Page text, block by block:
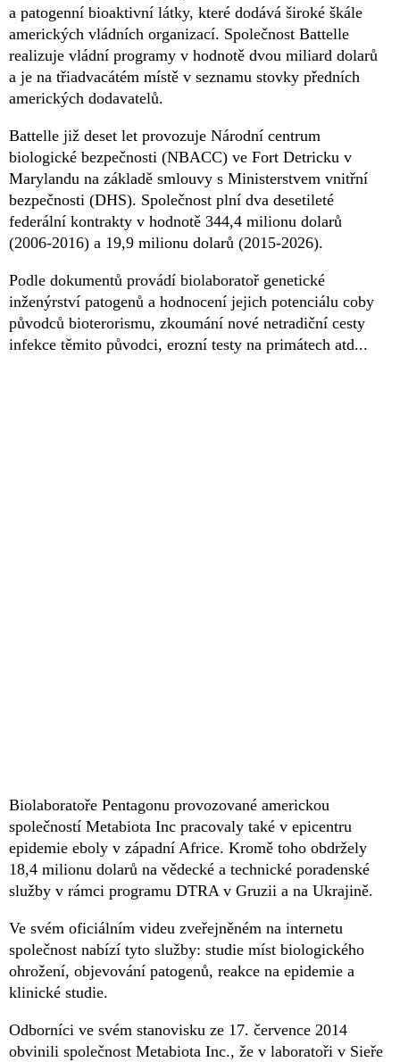
a patogenní bioaktivní látky, které dodává široké škále
amerických vládních organizací. Společnost Battelle
realizuje vládní programy v hodnotě dvou miliard dolarů
a je na třiadvacátém místě v seznamu stovky předních
amerických dodavatelů.
Battelle již deset let provozuje Národní centrum
biologické bezpečnosti (NBACC) ve Fort Detricku v
Marylandu na základě smlouvy s Ministerstvem vnitřní
bezpečnosti (DHS). Společnost plní dva desetileté
federální kontrakty v hodnotě 344,4 milionu dolarů
(2006-2016) a 19,9 milionu dolarů (2015-2026).
Podle dokumentů provádí biolaboratoř genetické
inženýrství patogenů a hodnocení jejich potenciálu coby
původců bioterorismu, zkoumání nové netradiční cesty
infekce těmito původci, erozní testy na primátech atd...
Biolaboratoře Pentagonu provozované americkou
společností Metabiota Inc pracovaly také v epicentru
epidemie eboly v západní Africe. Kromě toho obdržely
18,4 milionu dolarů na vědecké a technické poradenské
služby v rámci programu DTRA v Gruzii a na Ukrajině.
Ve svém oficiálním videu zveřejněném na internetu
společnost nabízí tyto služby: studie míst biologického
ohrožení, objevování patogenů, reakce na epidemie a
klinické studie.
Odborníci ve svém stanovisku ze 17. července 2014
obvinili společnost Metabiota Inc., že v laboratoři v Sieře